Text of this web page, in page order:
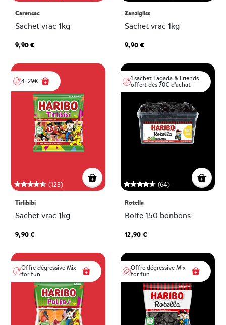
Carensac
Sachet vrac 1kg
9,90 €
Zanzigliss
Sachet vrac 1kg
9,90 €
(123)
4=29€
Tirlibibi
Sachet vrac 1kg
9,90 €
(64)
1 sachet Tagada & Friends
offert dès 70€ d'achat
Rotella
Boite 150 bonbons
12,90 €
Offre dégressive Mix
for fun
Offre dégressive Mix
for fun